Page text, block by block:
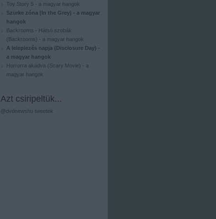
Toy Story 5 - a magyar hangok
Szürke zóna (In the Grey) - a magyar
hangok
Backrooms - Hátsó szobák
(Backrooms) - a magyar hangok
A leleplezés napja (Disclosure Day) -
a magyar hangok
Horrorra akadva (Scary Movie) - a
magyar hangok
Azt csiripeltük...
@dvdnewshu tweetek